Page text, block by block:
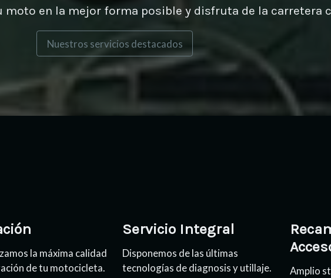
moto en la mejor forma posible y disfruta de la carretera
Nuestros servicios destacados
la máxima calidad
de tu motocicleta.
Servicio Integral
Disponemos de las últimas
tecnologías de diagnosis y utillaje.
Amplio